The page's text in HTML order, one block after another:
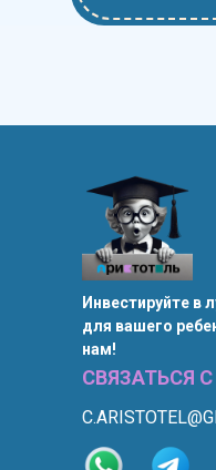
СВЯЗАТЬСЯ
Инвестируйте в
для вашего
нам!